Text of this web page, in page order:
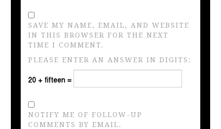
SAVE MY NAME, EMAIL, AND WEBSITE
IN THIS BROWSER FOR THE NEXT
TIME I COMMENT.
PLEASE ENTER AN ANSWER IN DIGITS:
20 + fifteen =
NOTIFY ME OF FOLLOW-UP
COMMENTS BY EMAIL.